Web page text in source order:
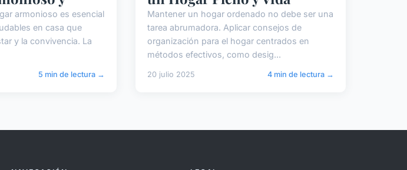
armonioso es esencial
en casa que
y la convivencia. La
5 min de lectura →
Mantener un hogar ordenado no debe ser una
tarea abrumadora. Aplicar consejos de
organización para el hogar centrados en
métodos efectivos, como desig...
20 julio 2025 4 min de lectura →